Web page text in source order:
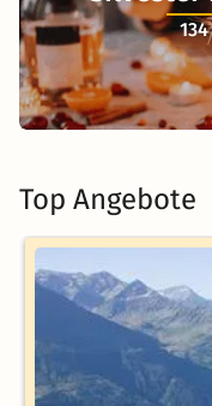
Top Angebote